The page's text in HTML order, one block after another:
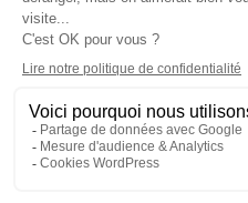
Contactez-nous-
confidentialité-Gestion des